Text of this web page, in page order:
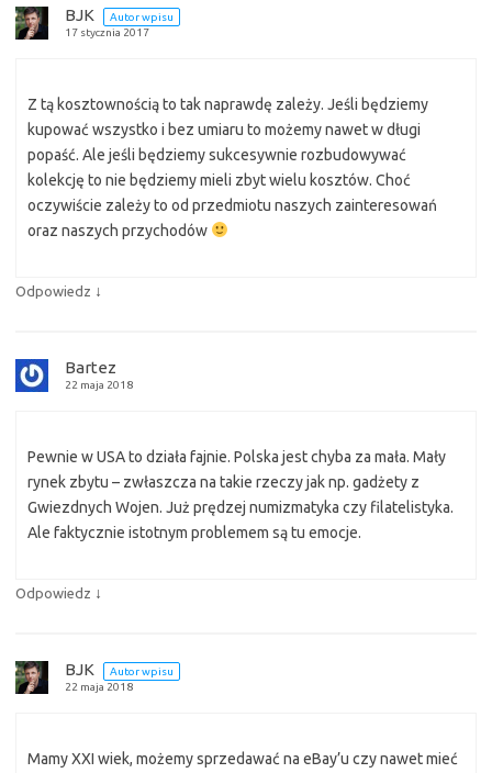
BJK
Autor wpisu
17 stycznia 2017
Z tą kosztownością to tak naprawdę zależy. Jeśli będziemy
kupować wszystko i bez umiaru to możemy nawet w długi
popaść. Ale jeśli będziemy sukcesywnie rozbudowywać
kolekcję to nie będziemy mieli zbyt wielu kosztów. Choć
oczywiście zależy to od przedmiotu naszych zainteresowań
oraz naszych przychodów
Odpowiedz ↓
Bartez
22 maja 2018
Pewnie w USA to działa fajnie. Polska jest chyba za mała. Mały
rynek zbytu – zwłaszcza na takie rzeczy jak np. gadżety z
Gwiezdnych Wojen. Już prędzej numizmatyka czy filatelistyka.
Ale faktycznie istotnym problemem są tu emocje.
Odpowiedz ↓
BJK
Autor wpisu
22 maja 2018
Mamy XXI wiek, możemy sprzedawać na eBay’u czy nawet mieć